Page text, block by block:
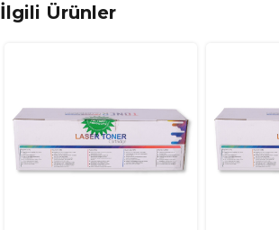
İlgili Ürünler